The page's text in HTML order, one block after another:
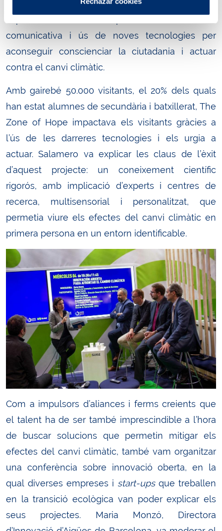
el canvi climàtic: The Zone of Hope. Aquesta
comunicativa i ús de noves tecnologies per
aconseguir conscienciar la ciutadania i actuar
contra el canvi climàtic.
Amb gairebé 50.000 visitants, el 20% dels quals
han estat alumnes de secundària i batxillerat, The
Zone of Hope impactava els visitants gràcies a
l’ús de les darreres tecnologies i els urgia a
actuar. Salamero va explicar les claus de l’èxit
d’aquest projecte: un coneixement científic
rigorós, amb implicació d’experts i centres de
recerca, multisensorial i personalitzat, que
permetia viure els efectes del canvi climàtic en
primera persona en un entorn identificable.
Com a impulsors d’aliances i ferms creients que
el talent ha de ser també imprescindible a l’hora
de buscar solucions que permetin mitigar els
efectes del canvi climàtic, també vam organitzar
una conferència sobre innovació oberta, en la
qual diverses empreses i start-upsque treballen
en la transició ecològica van poder explicar els
seus projectes. Maria Monzó, Directora